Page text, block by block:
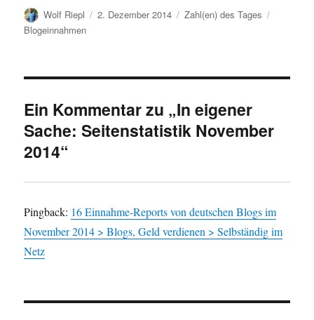
Autor
Wolf Riepl
Veröffentlicht
2. Dezember 2014 Kategorien
Zahl(en) des Tages
Blogeinnahmen
Ein Kommentar zu „In eigener
Sache: Seitenstatistik November
2014“
Pingback: 16 Einnahme-Reports von deutschen Blogs im
November 2014 > Blogs, Geld verdienen > Selbständig im
Netz